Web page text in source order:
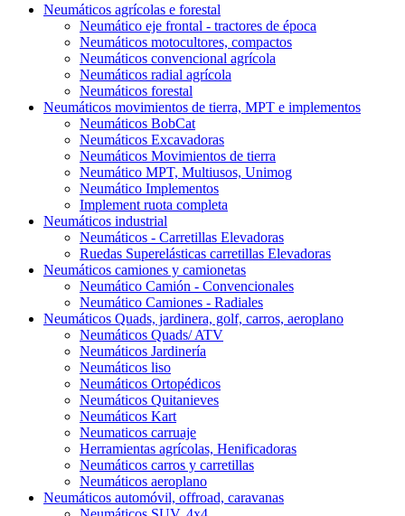
Neumáticos agrícolas e forestal
Neumático eje frontal - tractores de época
Neumáticos motocultores, compactos
Neumáticos convencional agrícola
Neumáticos radial agrícola
Neumáticos forestal
Neumáticos movimientos de tierra, MPT e implementos
Neumáticos BobCat
Neumáticos Excavadoras
Neumáticos Movimientos de tierra
Neumático MPT, Multiusos, Unimog
Neumático Implementos
Implement ruota completa
Neumáticos industrial
Neumáticos - Carretillas Elevadoras
Ruedas Superelásticas carretillas Elevadoras
Neumáticos camiones y camionetas
Neumático Camión - Convencionales
Neumático Camiones - Radiales
Neumáticos Quads, jardinera, golf, carros, aeroplano
Neumáticos Quads/ ATV
Neumáticos Jardinería
Neumáticos liso
Neumáticos Ortopédicos
Neumáticos Quitanieves
Neumáticos Kart
Neumaticos carruaje
Herramientas agrícolas, Henificadoras
Neumáticos carros y carretillas
Neumáticos aeroplano
Neumáticos automóvil, offroad, caravanas